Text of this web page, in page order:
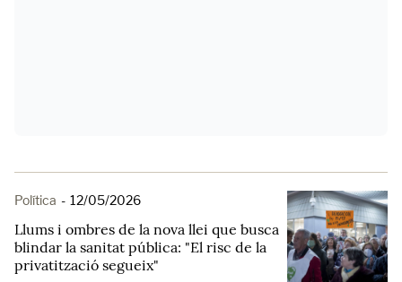
Política - 12/05/2026
Llums i ombres de la nova llei que busca
blindar la sanitat pública: "El risc de la
privatització segueix"